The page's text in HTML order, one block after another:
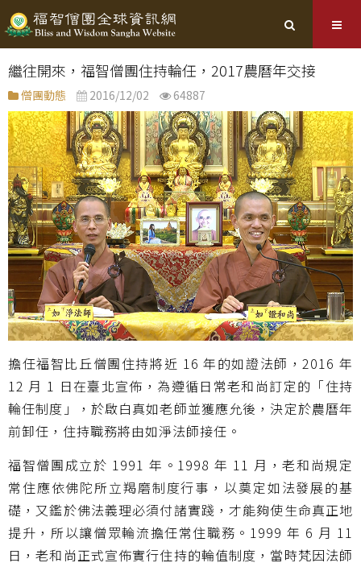
繼往開來，福智僧團住持輪任，2017農曆年交接
僧團動態 2016/12/02 64887
擔任福智比丘僧團住持將近 16 年的如證法師，2016 年
12 月 1 日在臺北宣佈，為遵循日常老和尚訂定的「住持
輪任制度」，於啟白真如老師並獲應允後，決定於農曆年
前卸任，住持職務將由如淨法師接任。
福智僧團成立於 1991 年。1998 年 11 月，老和尚規定
常住應依佛陀所立羯磨制度行事，以奠定如法發展的基
礎，又鑑於佛法義理必須付諸實踐，才能夠使生命真正地
提升，所以讓僧眾輪流擔任常住職務。1999 年 6 月 11
日，老和尚正式宣佈實行住持的輪值制度，當時梵因法師